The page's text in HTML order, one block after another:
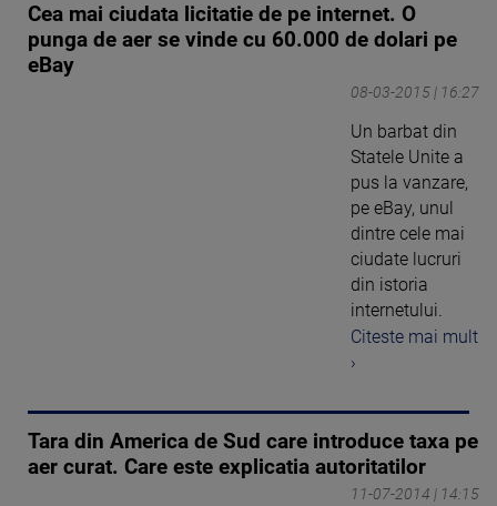
Cea mai ciudata licitatie de pe internet. O
punga de aer se vinde cu 60.000 de dolari pe
eBay
08-03-2015 | 16:27
Un barbat din
Statele Unite a
pus la vanzare,
pe eBay, unul
dintre cele mai
ciudate lucruri
din istoria
internetului.
Citeste mai mult
›
Tara din America de Sud care introduce taxa pe
aer curat. Care este explicatia autoritatilor
11-07-2014 | 14:15